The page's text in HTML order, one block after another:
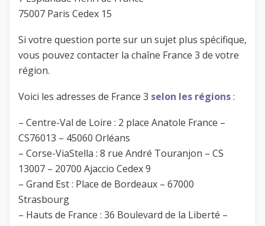
75007 Paris Cedex 15
Si votre question porte sur un sujet plus spécifique,
vous pouvez contacter la chaîne France 3 de votre
région.
Voici les adresses de France 3 selon les régions:
– Centre-Val de Loire : 2 place Anatole France –
CS76013 – 45060 Orléans
– Corse-ViaStella : 8 rue André Touranjon – CS
13007 – 20700 Ajaccio Cedex 9
– Grand Est : Place de Bordeaux – 67000
Strasbourg
– Hauts de France : 36 Boulevard de la Liberté –